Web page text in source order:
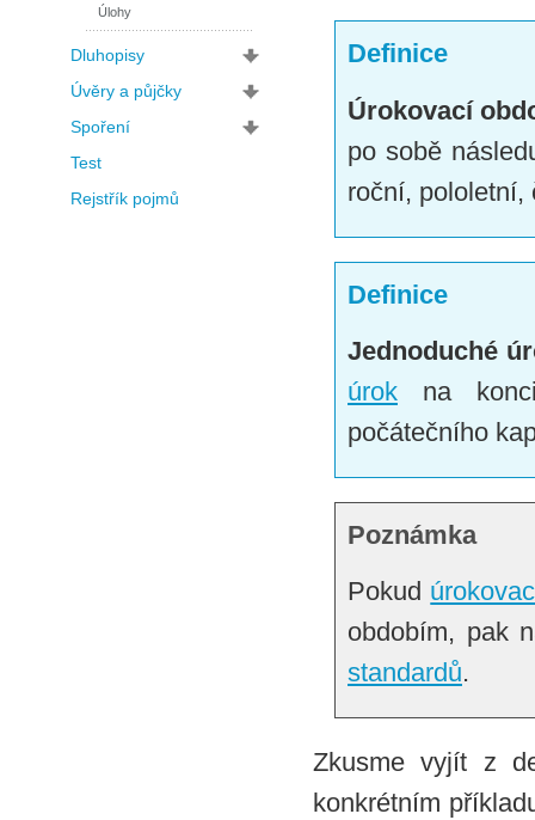
Definice
Úrokovací
po sobě
roční, pololetní,
Definice
Jednoduché
úrok na
počátečního
Poznámka
Pokud
obdobím, pak
standardů.
Zkusme vyjít z
konkrétním
Úlohy
Dluhopisy
Úvěry a půjčky
Spoření
Test
Rejstřík pojmů